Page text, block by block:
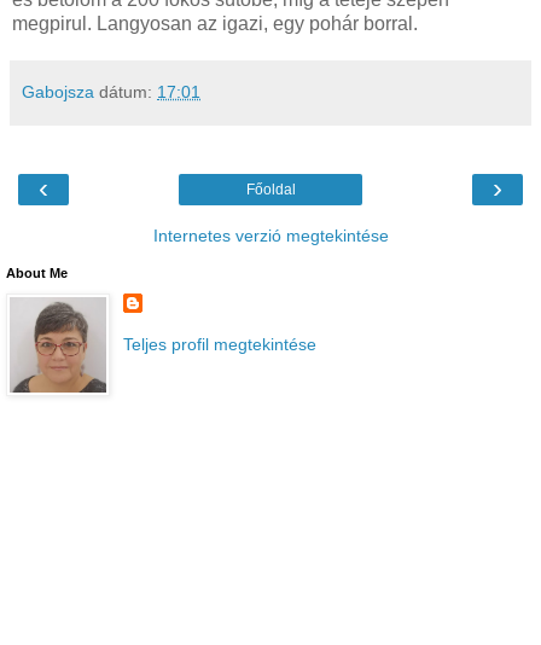
megpirul. Langyosan az igazi, egy pohár borral.
Gabojsza dátum: 17:01
‹ ›
Főoldal
Internetes verzió megtekintése
About Me
Teljes profil megtekintése